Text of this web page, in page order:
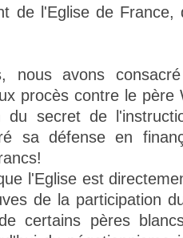
de l'Eglise de
nous avons
procès contre le père
du secret de
sa défense en
l'Eglise est
de la participation
certains pères